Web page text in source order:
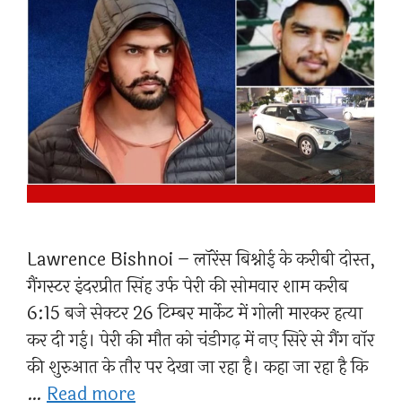
Lawrence Bishnoi – लॉरेंस बिश्नोई के करीबी दोस्त,
गैंगस्टर इंदरप्रीत सिंह उर्फ ​​पेरी की सोमवार शाम करीब
6:15 बजे सेक्टर 26 टिम्बर मार्केट में गोली मारकर हत्या
कर दी गई। पेरी की मौत को चंडीगढ़ में नए सिरे से गैंग वॉर
की शुरुआत के तौर पर देखा जा रहा है। कहा जा रहा है कि
… Read more